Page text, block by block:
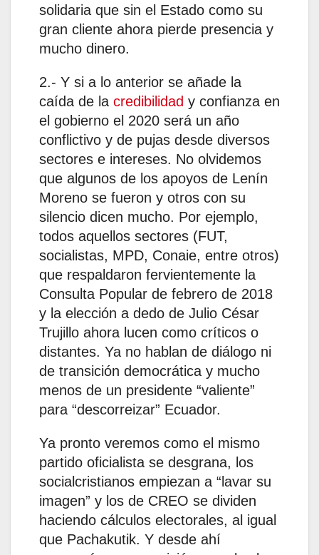
solidaria que sin el Estado como su
gran cliente ahora pierde presencia y
mucho dinero.
2.- Y si a lo anterior se añade la
caída de la credibilidad y confianza en
el gobierno el 2020 será un año
conflictivo y de pujas desde diversos
sectores e intereses. No olvidemos
que algunos de los apoyos de Lenín
Moreno se fueron y otros con su
silencio dicen mucho. Por ejemplo,
todos aquellos sectores (FUT,
socialistas, MPD, Conaie, entre otros)
que respaldaron fervientemente la
Consulta Popular de febrero de 2018
y la elección a dedo de Julio César
Trujillo ahora lucen como críticos o
distantes. Ya no hablan de diálogo ni
de transición democrática y mucho
menos de un presidente “valiente”
para “descorreizar” Ecuador.
Ya pronto veremos como el mismo
partido oficialista se desgrana, los
socialcristianos empiezan a “lavar su
imagen” y los de CREO se dividen
haciendo cálculos electorales, al igual
que Pachakutik. Y desde ahí